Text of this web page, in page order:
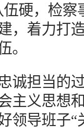
硬，检
，着力打
。
当的过
主义思想
领导班子